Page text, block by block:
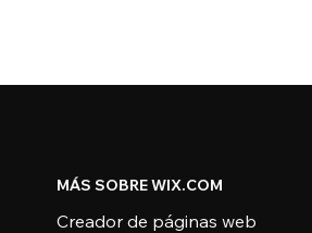
MÁS SOBRE WIX.COM
Creador de páginas web